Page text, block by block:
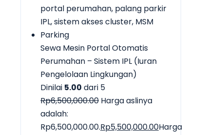
Sewa Mesin Portal Otomatis
Perumahan – Sistem IPL (Iuran
Pengelolaan Lingkungan)
Dinilai 5.00 dari 5
Rp6,500,000.00 Harga aslinya
adalah:
Rp6,500,000.00.Rp5,500,000.00Harga